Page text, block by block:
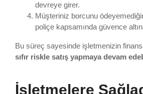
devreye girer.
Müşteriniz borcunu
poliçe kapsamında güvence
Bu süreç sayesinde işletmenizin
sıfır riskle satış yapmaya devam
İşletmelere